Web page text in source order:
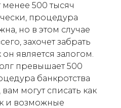
менее 500 тысяч
процедура
но в этом случае
захочет забрать
он является залогом.
превышает 500
банкротства
могут списать как
и возможные